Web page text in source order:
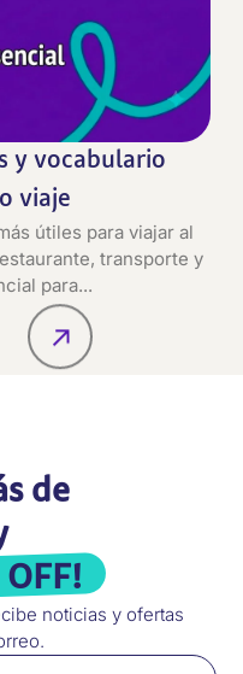
y vocabulario
viaje
útiles para viajar al
transporte y
para...
de
noticias y ofertas